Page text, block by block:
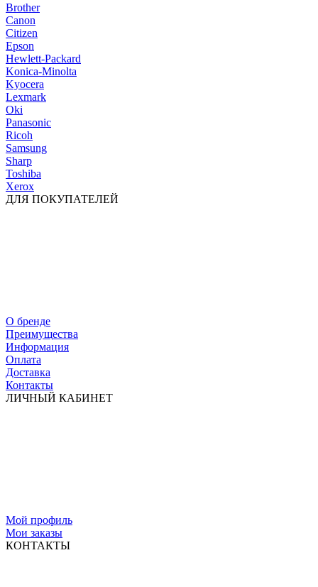
Brother
Canon
Citizen
Epson
Hewlett-Packard
Konica-Minolta
Kyocera
Lexmark
Oki
Panasonic
Ricoh
Samsung
Sharp
Toshiba
Xerox
ДЛЯ ПОКУПАТЕЛЕЙ
О бренде
Преимущества
Информация
Оплата
Доставка
Контакты
ЛИЧНЫЙ КАБИНЕТ
Мой профиль
Мои заказы
КОНТАКТЫ